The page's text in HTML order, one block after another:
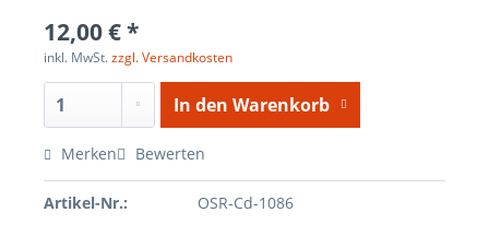
12,00 € *
inkl. MwSt.zzgl. Versandkosten
In den Warenkorb
Merken Bewerten
Artikel-Nr.: OSR-Cd-1086